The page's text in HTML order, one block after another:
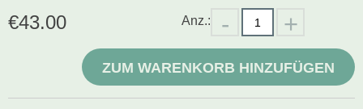
€43.00 Anz.:
ZUM WARENKORB HINZUFÜGEN